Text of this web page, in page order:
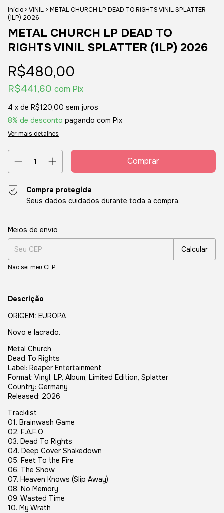
Início >VINIL > METAL CHURCH LP DEAD TO RIGHTS VINIL SPLATTER
(1LP) 2026
METAL CHURCH LP DEAD TO
RIGHTS VINIL SPLATTER (1LP) 2026
R$480,00
R$441,60 com Pix
4 x de R$120,00 sem juros
8% de desconto pagando com Pix
Ver mais detalhes
Compra protegida
Seus dados cuidados durante toda a compra.
Entregas para o CEP:
Meios de envio
Calcular
Não sei meu CEP
Descrição
ORIGEM: EUROPA
Novo e lacrado.
Metal Church
Dead To Rights
Label: Reaper Entertainment
Format: Vinyl, LP, Album, Limited Edition, Splatter
Country: Germany
Released: 2026
Tracklist
01. Brainwash Game
02. F.A.F.O
03. Dead To Rights
04. Deep Cover Shakedown
05. Feet To the Fire
06. The Show
07. Heaven Knows (Slip Away)
08. No Memory
09. Wasted Time
10. My Wrath